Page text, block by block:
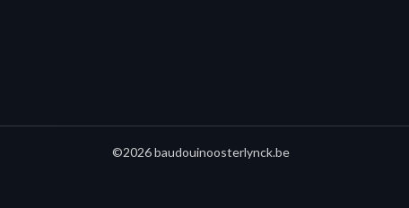
©2026 baudouinoosterlynck.be